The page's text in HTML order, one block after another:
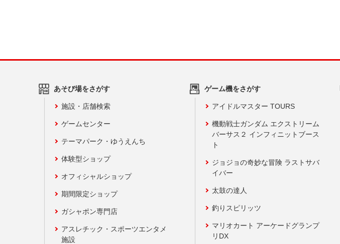
あそび場をさがす
施設・店舗検索
ゲームセンター
テーマパーク・ゆうえんち
体験型ショップ
オフィシャルショップ
期間限定ショップ
ガシャポン専門店
アスレチック・スポーツエンタメ
施設
ゲーム機をさがす
アイドルマスター TOURS
機動戦士ガンダム エクストリーム
バーサス２ インフィニットブース
ト
ジョジョの奇妙な冒険 ラストサバ
イバー
太鼓の達人
釣りスピリッツ
マリオカート アーケードグランプ
リDX